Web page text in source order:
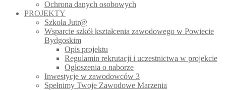
Ochrona danych osobowych
PROJEKTY
Szkoła Jutr@
Wsparcie szkół kształcenia zawodowego w Powiecie
Bydgoskim
Opis projektu
Regulamin rekrutacji i uczestnictwa w projekcie
Ogłoszenia o naborze
Inwestycje w zawodowców 3
Spełnimy Twoje Zawodowe Marzenia